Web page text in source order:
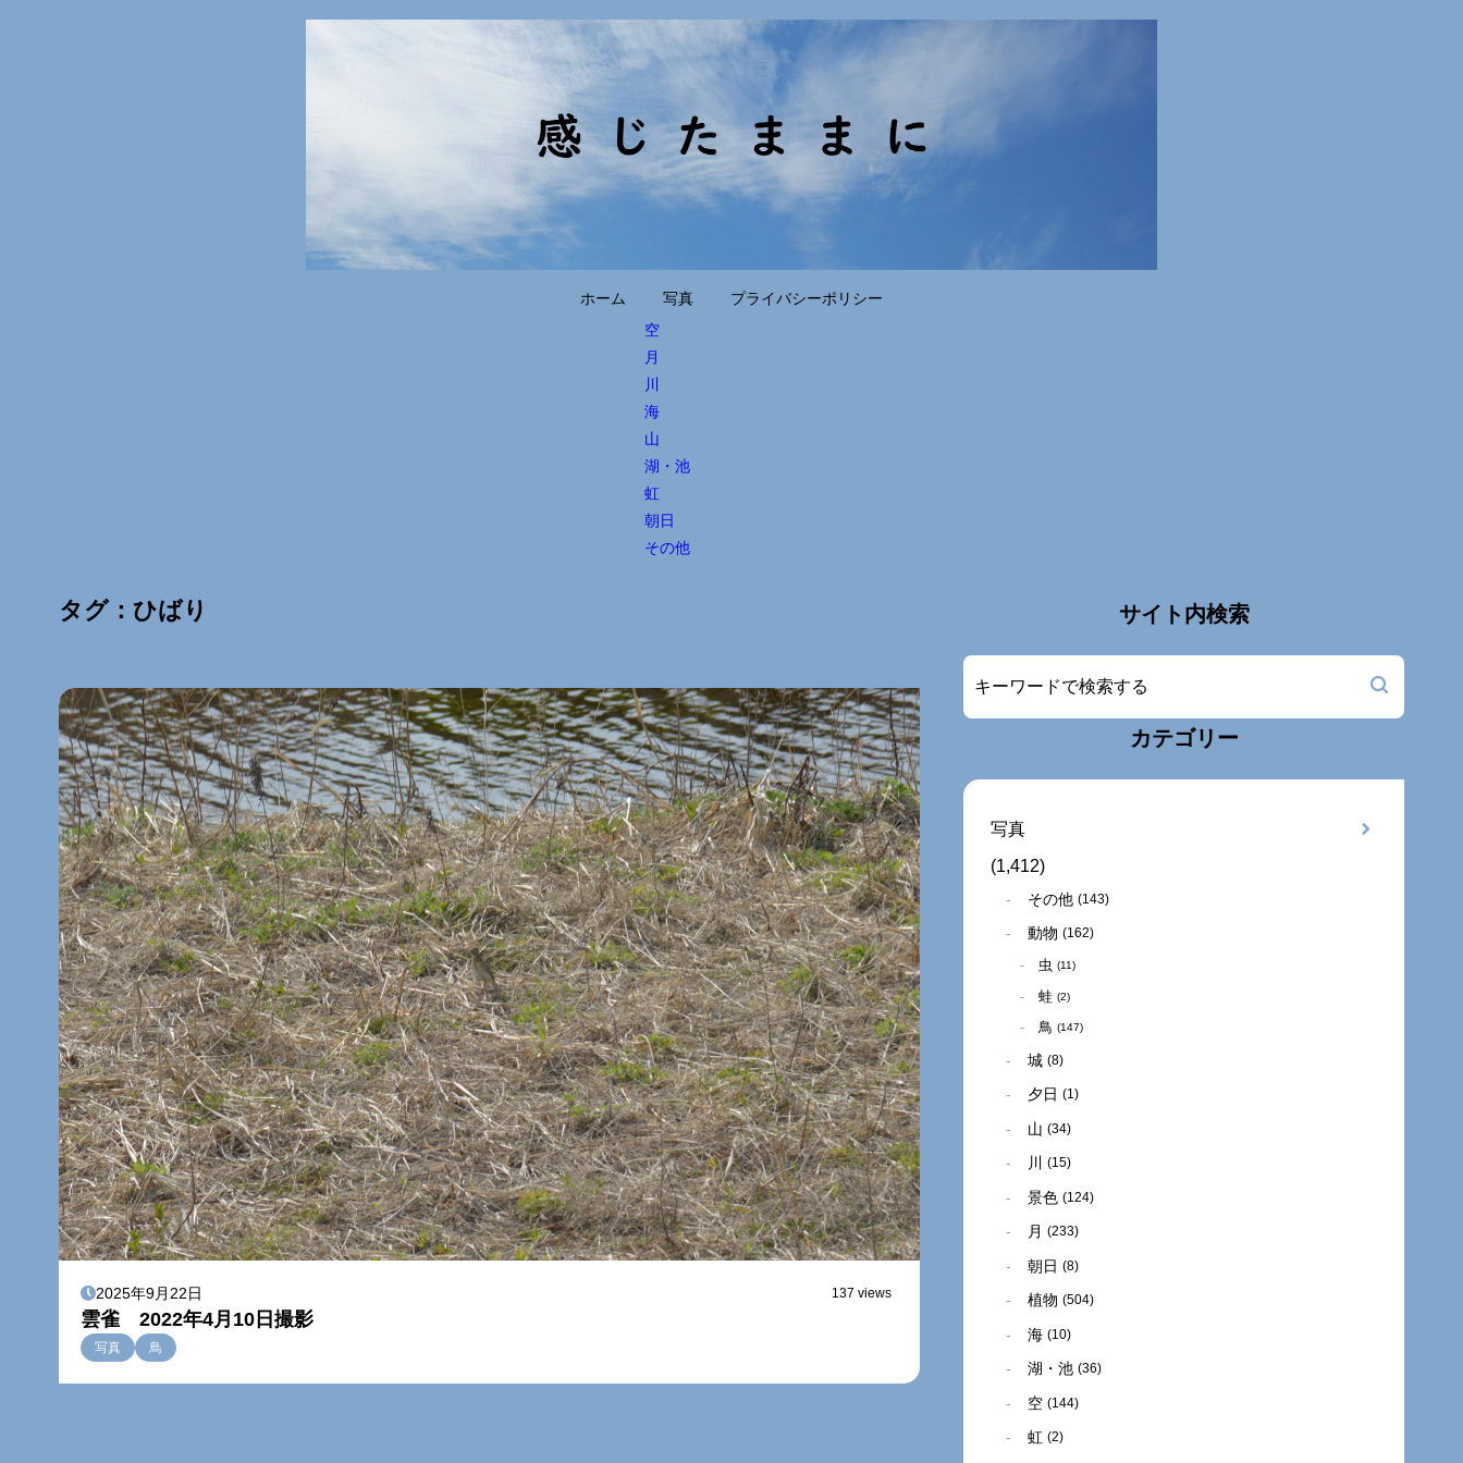
ホーム
写真
空
月
川
海
山
湖・池
虹
朝日
その他
プライバシーポリシー
タグ：ひばり
2025年9月22日 137 views
雲雀 2022年4月10日撮影
写真 鳥
サイト内検索
カテゴリー
写真
(1,412)
その他 (143)
動物 (162)
虫 (11)
蛙 (2)
鳥 (147)
城 (8)
夕日 (1)
山 (34)
川 (15)
景色 (124)
月 (233)
朝日 (8)
植物 (504)
海 (10)
湖・池 (36)
空 (144)
虹 (2)